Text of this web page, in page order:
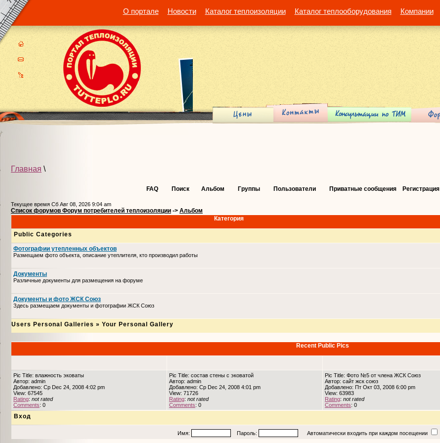
О портале Новости Каталог теплоизоляции Каталог теплооборудования Компании
Главная \
FAQ Поиск Альбом Группы Пользователи Приватные сообщения Регистрация
Текущее время Сб Авг 08, 2026 9:04 am
Список форумов Форум потребителей теплоизоляции -> Альбом
Категория
Public Categories
Фотографии утепленных объектов
Размещаем фото объекта, описание утеплителя, кто производил работы
Документы
Различные документы для размещения на форуме
Документы и фото ЖСК Союз
Здесь размещаем документы и фотографии ЖСК Союз
Users Personal Galleries » Your Personal Gallery
Recent Public Pics
Pic Title: влажность эковаты
Автор: admin
Добавлено: Ср Dec 24, 2008 4:02 pm
View: 67545
Rating: not rated
Comments: 0
Pic Title: состав стены с эковатой
Автор: admin
Добавлено: Ср Dec 24, 2008 4:01 pm
View: 71726
Rating: not rated
Comments: 0
Pic Title: Фото №5 от члена ЖСК Союз
Автор: сайт жск союз
Добавлено: Пт Окт 03, 2008 6:00 pm
View: 63983
Rating: not rated
Comments: 0
Вход
Имя: Пароль: Автоматически входить при каждом посещении